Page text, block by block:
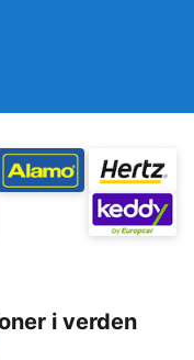
i verden